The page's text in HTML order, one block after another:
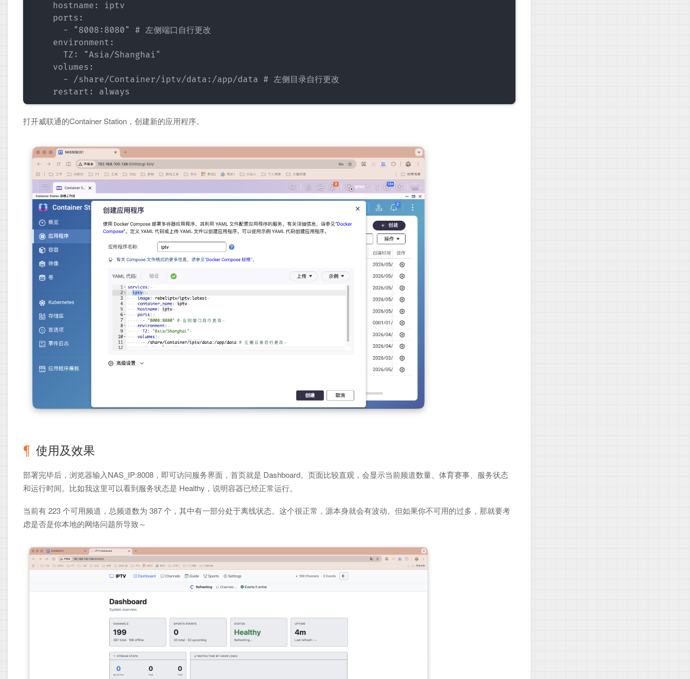
    hostname: iptv
    ports:
      - "8008:8080" # 左侧端口自行更改
    environment:
      TZ: "Asia/Shanghai"
    volumes:
      - /share/Container/iptv/data:/app/data # 左侧目录自行更改
打开威联通的Container Station，创建新的应用程序。
使用及效果
部署完毕后，浏览器输入NAS_IP:8008，即可访问服务界面，首页就是 Dashboard。页面比较直观，会显示当前频道数量、体育赛事、服务状态
和运行时间。比如我这里可以看到服务状态是 Healthy，说明容器已经正常运行。
当前有 223 个可用频道，总频道数为 387 个，其中有一部分处于离线状态。这个很正常，源本身就会有波动。但如果你不可用的过多，那就要考
虑是否是你本地的网络问题所导致～